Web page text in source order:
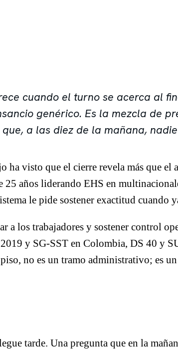
cuando el turno se acerca al
genérico. Es la mezcla de
a las diez de la mañana,
visto que el cierre revela más que el
años liderando EHS en
le pide sostener exactitud cuando
los trabajadores y sostener control
y SG-SST en Colombia, DS 40 y
no es un tramo administrativo; es
tarde. Una pregunta que en la